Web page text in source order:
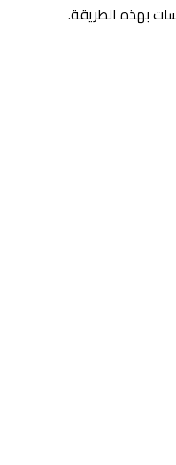
بهذه الطريقة.